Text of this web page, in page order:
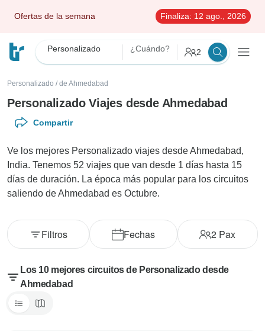
Ofertas de la semana Finaliza: 12 ago., 2026
Personalizado ¿Cuándo? 2
Personalizado / de Ahmedabad
Personalizado Viajes desde Ahmedabad
Compartir
Ve los mejores Personalizado viajes desde Ahmedabad,
India. Tenemos 52 viajes que van desde 1 días hasta 15
días de duración. La época más popular para los circuitos
saliendo de Ahmedabad es Octubre.
Fechas 2 Pax
Filtros
Los 10 mejores circuitos de Personalizado desde
Ahmedabad